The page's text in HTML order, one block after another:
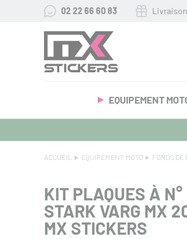
02 22 66 60 83
EQUIPEMENT
ACCUEIL EQUIPEMENT MOTO FONDS DE
KIT PLAQUES À
STARK VARG MX
MX STICKERS